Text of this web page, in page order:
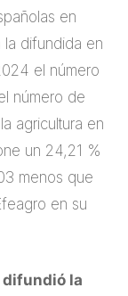
en
difundida en
el número
número de
agricultura en
un 24,21 %
menos que
en su
difundió la